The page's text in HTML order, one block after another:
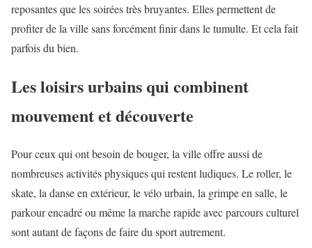
reposantes que les soirées très bruyantes. Elles permettent de
profiter de la ville sans forcément finir dans le tumulte. Et cela fait
parfois du bien.
Les loisirs urbains qui combinent
mouvement et découverte
Pour ceux qui ont besoin de bouger, la ville offre aussi de
nombreuses activités physiques qui restent ludiques. Le roller, le
skate, la danse en extérieur, le vélo urbain, la grimpe en salle, le
parkour encadré ou même la marche rapide avec parcours culturel
sont autant de façons de faire du sport autrement.